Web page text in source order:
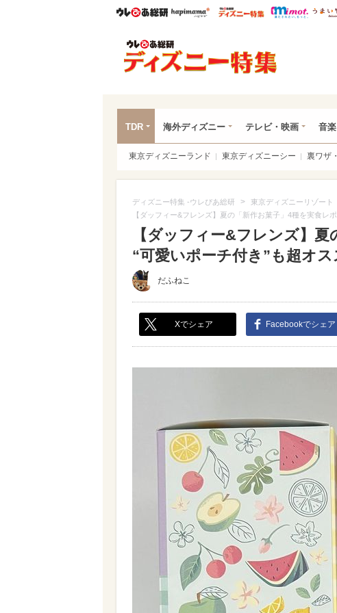
ウレぴあ総研ハピママ* ウレぴあ総研
TDR 海外ディズニー テレビ・映画 音楽
東京ディズニーランド 東京ディズニーシー 裏ワザ
ディズニー特集 -ウレぴあ総研 > 東京ディズニーリゾート
【ダッフィー&フレンズ】夏の「新作お菓子」4種を実食レ
【ダッフィー&フレンズ】
“可愛いポーチ付き”も超オス
だふねこ
Xでシェア Facebookでシェア